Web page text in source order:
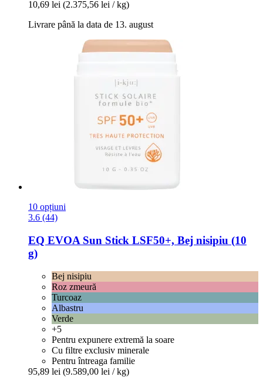
10,69 lei (2.375,56 lei / kg)
Livrare până la data de 13. august
10 opțiuni
3.6 (44)
EQ EVOA Sun Stick LSF50+, Bej nisipiu (10
g)
Bej nisipiu
Roz zmeură
Turcoaz
Albastru
Verde
+5
Pentru expunere extremă la soare
Cu filtre exclusiv minerale
Pentru întreaga familie
95,89 lei (9.589,00 lei / kg)